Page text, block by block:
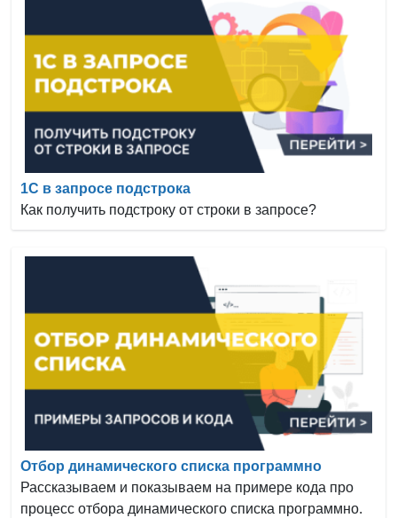
1С в запросе подстрока
Как получить подстроку от строки в запросе?
Отбор динамического списка программно
Рассказываем и показываем на примере кода про
процесс отбора динамического списка программно.